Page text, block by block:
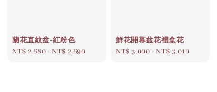
蘭花直紋盆-紅粉色
Regular
NT$ 2,680 -NT$ 2,690
鮮花開幕盆花禮盒花
Regular
NT$ 3,000 -NT$ 3,010